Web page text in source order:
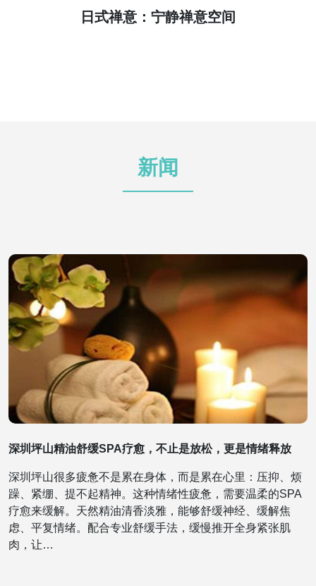
日式禅意：宁静禅意空间
新闻
深圳坪山精油舒缓SPA疗愈，不止是放松，更是情绪释放
深圳坪山很多疲惫不是累在身体，而是累在心里：压抑、烦
躁、紧绷、提不起精神。这种情绪性疲惫，需要温柔的SPA
疗愈来缓解。天然精油清香淡雅，能够舒缓神经、缓解焦
虑、平复情绪。配合专业舒缓手法，缓慢推开全身紧张肌
肉，让…